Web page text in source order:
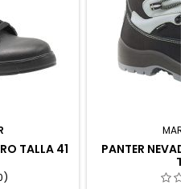
TALLA 41
PANTER